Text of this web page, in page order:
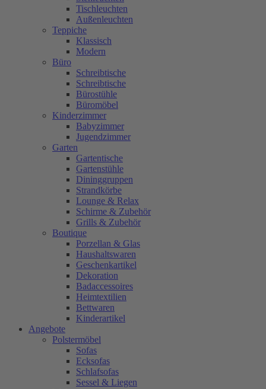
Tischleuchten
Außenleuchten
Teppiche
Klassisch
Modern
Büro
Schreibtische
Schreibtische
Bürostühle
Büromöbel
Kinderzimmer
Babyzimmer
Jugendzimmer
Garten
Gartentische
Gartenstühle
Dininggruppen
Strandkörbe
Lounge & Relax
Schirme & Zubehör
Grills & Zubehör
Boutique
Porzellan & Glas
Haushaltswaren
Geschenkartikel
Dekoration
Badaccessoires
Heimtextilien
Bettwaren
Kinderartikel
Angebote
Polstermöbel
Sofas
Ecksofas
Schlafsofas
Sessel & Liegen